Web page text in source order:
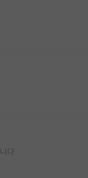
다